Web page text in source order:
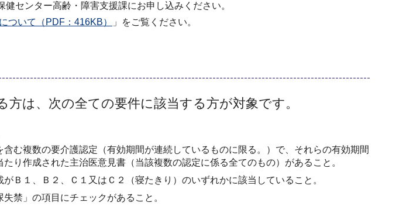
健センター高齢・障害支援課にお申し込みください。
ついて（PDF：416KB） 」をご覧ください。
は、次の全ての要件に該当する方が対象です。
む複数の要介護認定（有効期間が連続しているものに限る。）で、それらの有効期間
り作成された主治医意見書（当該複数の認定に係る全てのもの）があること。
Ｂ１、Ｂ２、Ｃ１又はＣ２（寝たきり）のいずれかに該当していること。
禁」の項目にチェックがあること。